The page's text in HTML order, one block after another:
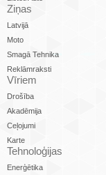
Ziņas
Latvijā
Moto
Smagā Tehnika
Reklāmraksti
Vīriem
Drošība
Akadēmija
Ceļojumi
Karte
Tehnoloģijas
Enerģētika